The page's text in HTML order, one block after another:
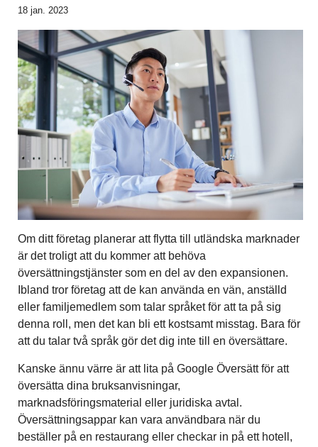
18 jan. 2023
Om ditt företag planerar att flytta till utländska marknader
är det troligt att du kommer att behöva
översättningstjänster som en del av den expansionen.
Ibland tror företag att de kan använda en vän, anställd
eller familjemedlem som talar språket för att ta på sig
denna roll, men det kan bli ett kostsamt misstag. Bara för
att du talar två språk gör det dig inte till en översättare.
Kanske ännu värre är att lita på Google Översätt för att
översätta dina bruksanvisningar,
marknadsföringsmaterial eller juridiska avtal.
Översättningsappar kan vara användbara när du
beställer på en restaurang eller checkar in på ett hotell,